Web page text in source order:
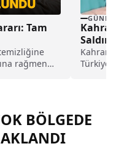
Tam
rağmen
Türkiye
BÖLGEDE